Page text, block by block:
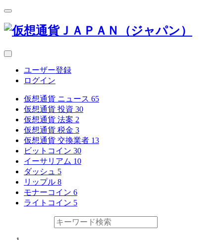
ユーザー登録
ログイン
仮想通貨 ニュース 65
仮想通貨 投資 30
仮想通貨 法案 2
仮想通貨 税金 3
仮想通貨 交換業者 13
ビットコイン 30
イーサリアム 10
ダッシュ 5
リップル 8
モナーコイン 6
ライトコイン 5